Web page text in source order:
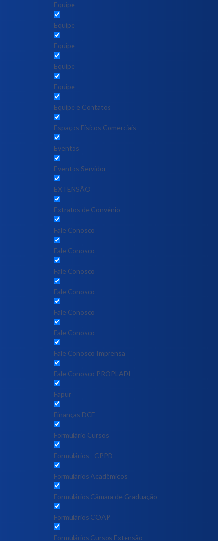
Equipe
Equipe
Equipe
Equipe
Equipe
Equipe e Contatos
Espaços Físicos Comerciais
Eventos
Eventos Servidor
EXTENSÃO
Extratos de Convênio
Fale Conosco
Fale Conosco
Fale Conosco
Fale Conosco
Fale Conosco
Fale Conosco
Fale Conosco Imprensa
Fale Conosco PROPLADI
Fapur
Finanças DCF
Formulário Cursos
Formulários - CPPD
Formulários Acadêmicos
Formulários Câmara de Graduação
Formulários COAP
Formulários Cursos Extensão